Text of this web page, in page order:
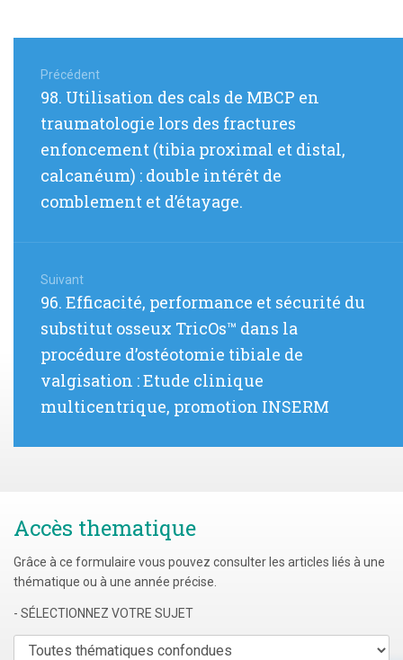
de
l’article
Précédent
Article
98. Utilisation des cals de MBCP en
traumatologie lors des fractures
enfoncement (tibia proximal et distal,
calcanéum) : double intérêt de
comblement et d’étayage.
Suivant
Article
:
96. Efficacité, performance et sécurité du
substitut osseux TricOs™ dans la
procédure d’ostéotomie tibiale de
valgisation : Etude clinique
multicentrique, promotion INSERM
Accès thematique
Grâce à ce formulaire vous pouvez consulter les articles liés à une
thématique ou à une année précise.
- SÉLECTIONNEZ VOTRE SUJET